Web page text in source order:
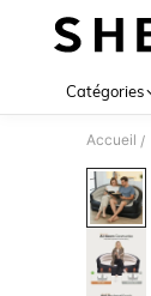
Catégories
Accueil /